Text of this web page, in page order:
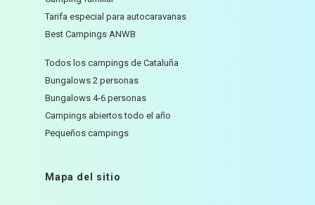
Tarifa especial para autocaravanas
Best Campings ANWB
Todos los campings de Cataluña
Bungalows 2 personas
Bungalows 4-6 personas
Campings abiertos todo el año
Pequeños campings
Mapa del sitio